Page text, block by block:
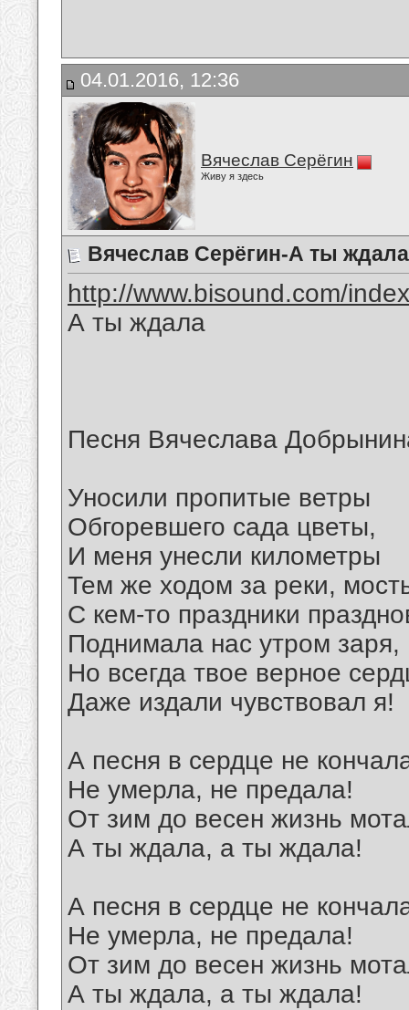
04.01.2016, 12:36
Вячеслав Серёгин
Живу я здесь
Вячеслав Серёгин-А ты ждала
http://www.bisound.com/
А ты ждала
Песня Вячеслава
Уносили пропитые ветры
Обгоревшего сада цветы,
И меня унесли километры
Тем же ходом за реки,
С кем-то праздники
Поднимала нас утром заря,
Но всегда твое верное
Даже издали чувствовал я!
А песня в сердце не
Не умерла, не предала!
От зим до весен жизнь
А ты ждала, а ты ждала!
А песня в сердце не
Не умерла, не предала!
От зим до весен жизнь
А ты ждала, а ты ждала!